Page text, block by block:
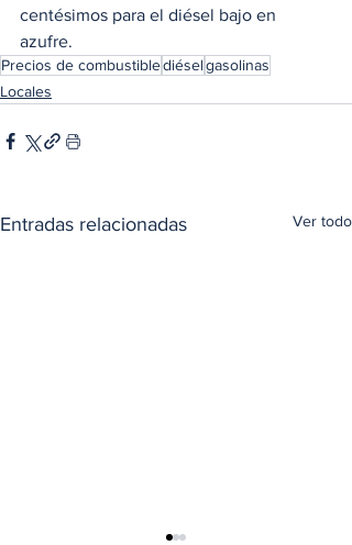
centésimos para el diésel bajo en
azufre.
Precios de combustiblediéselgasolinas
Locales
Entradas relacionadas Ver todo